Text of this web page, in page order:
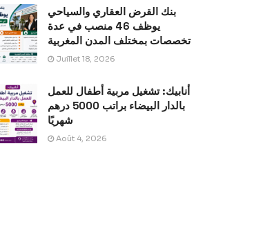
بنك القرض العقاري والسياحي
يوظف 46 منصب في عدة
تخصصات بمختلف المدن المغربية
Juillet 18, 2026
أنابيك: تشغيل مربية أطفال للعمل
بالدار البيضاء براتب 5000 درهم
شهريًا
Août 4, 2026